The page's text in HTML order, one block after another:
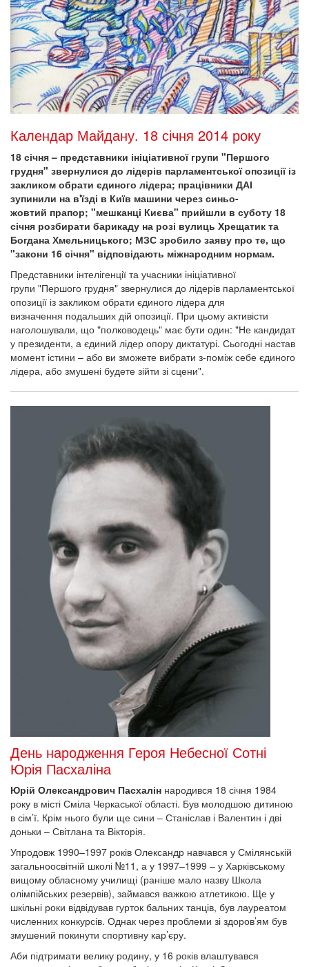
Календар Майдану. 18 січня 2014 року
18 січня – представники ініціативної групи "Першого
грудня" звернулися до лідерів парламентської опозиції із
закликом обрати єдиного лідера; працівники ДАІ
зупинили на в'їзді в Київ машини через синьо-
жовтий прапор; "мешканці Києва" прийшли в суботу 18
січня розбирати барикаду на розі вулиць Хрещатик та
Богдана Хмельницького; МЗС зробило заяву про те, що
"закони 16 січня" відповідають міжнародним нормам.
Представники інтелігенції та учасники ініціативної
групи "Першого грудня" звернулися до лідерів парламентської
опозиції із закликом обрати єдиного лідера для
визначення подальших дій опозиції. При цьому активісти
наголошували, що "полководець" має бути один: "Не кандидат
у президенти, а єдиний лідер опору диктатурі. Сьогодні настав
момент істини – або ви зможете вибрати з-поміж себе єдиного
лідера, або змушені будете зійти зі сцени".
День народження Героя Небесної Сотні
Юрія Пасхаліна
Юрій Олександрович Пасхалін народився 18 січня 1984
року в місті Сміла Черкаської області. Був молодшою дитиною
в сім’ї. Крім нього були ще сини – Станіслав і Валентин і дві
доньки – Світлана та Вікторія.
Упродовж 1990–1997 років Олександр навчався у Смілянській
загальноосвітній школі №11, а у 1997–1999 – у Харківському
вищому обласному училищі (раніше мало назву Школа
олімпійських резервів), займався важкою атлетикою. Ще у
шкільні роки відвідував гурток бальних танців, був лауреатом
численних конкурсів. Однак через проблеми зі здоров’ям був
змушений покинути спортивну кар’єру.
Аби підтримати велику родину, у 16 років влаштувався